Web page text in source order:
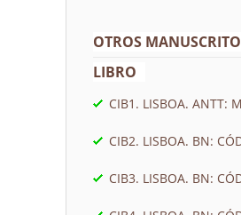
OTROS
LIBRO
CIB1. LISBOA. ANTT:
CIB2. LISBOA. BN:
CIB3. LISBOA. BN: